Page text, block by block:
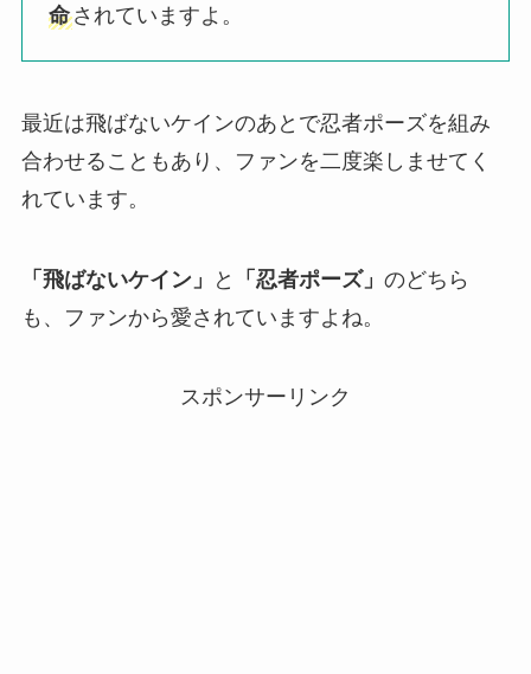
命されていますよ。
最近は飛ばないケインのあとで忍者ポーズを組み
合わせることもあり、ファンを二度楽しませてく
れています。
「飛ばないケイン」 と 「忍者ポーズ」 のどちら
も、ファンから愛されていますよね。
スポンサーリンク